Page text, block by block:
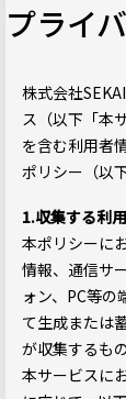
プライ
株式会社
ス（以下「本
を含む利用者
ポリシー（以
1.収集する利
本ポリシーに
情報、通信サ
ォン、PC等
て生成または
が収集するも
本サービスに